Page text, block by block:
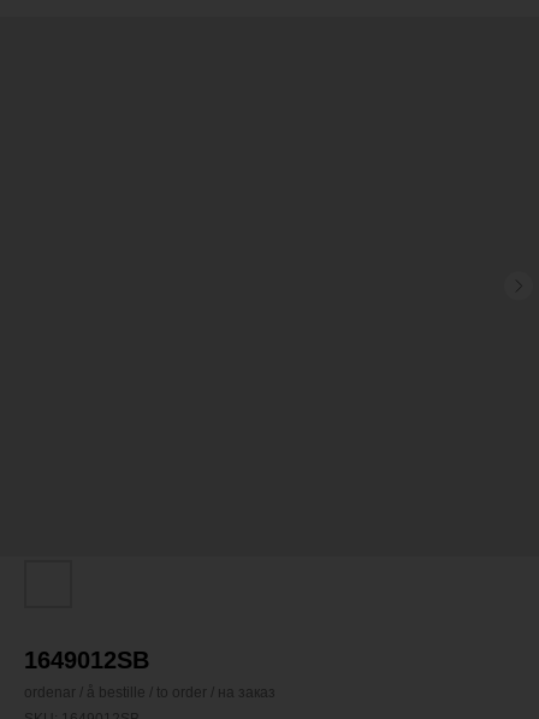
1649012SB
ordenar / å bestille / to order / на заказ